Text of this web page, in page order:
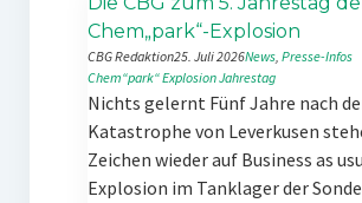
Chem„park“-Explosion
CBG Redaktion25. Juli 2026News, Presse-Infos
Chem“park“ExplosionJahrestag
Nichts gelernt Fünf Jahre nach
Katastrophe von Leverkusen
Zeichen wieder auf Business as
Explosion im Tanklager der